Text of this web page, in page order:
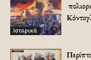
Ιστορικά
Ἡ